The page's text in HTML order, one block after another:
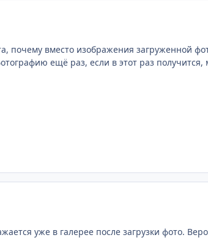
почему вместо изображения загруженной
ещё раз, если в этот раз
уже в галерее после загрузки фото.